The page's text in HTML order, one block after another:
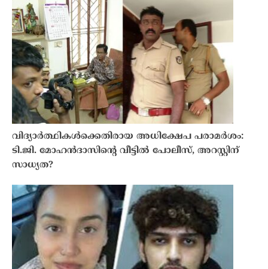
വിദ്യാർത്ഥികൾക്കെതിരായ അധിക്ഷേപ പരാമർശം:
ടി.ജി. മോഹൻദാസിന്റെ വീട്ടിൽ പോലീസ്, അറസ്റ്റിന്
സാധ്യത?